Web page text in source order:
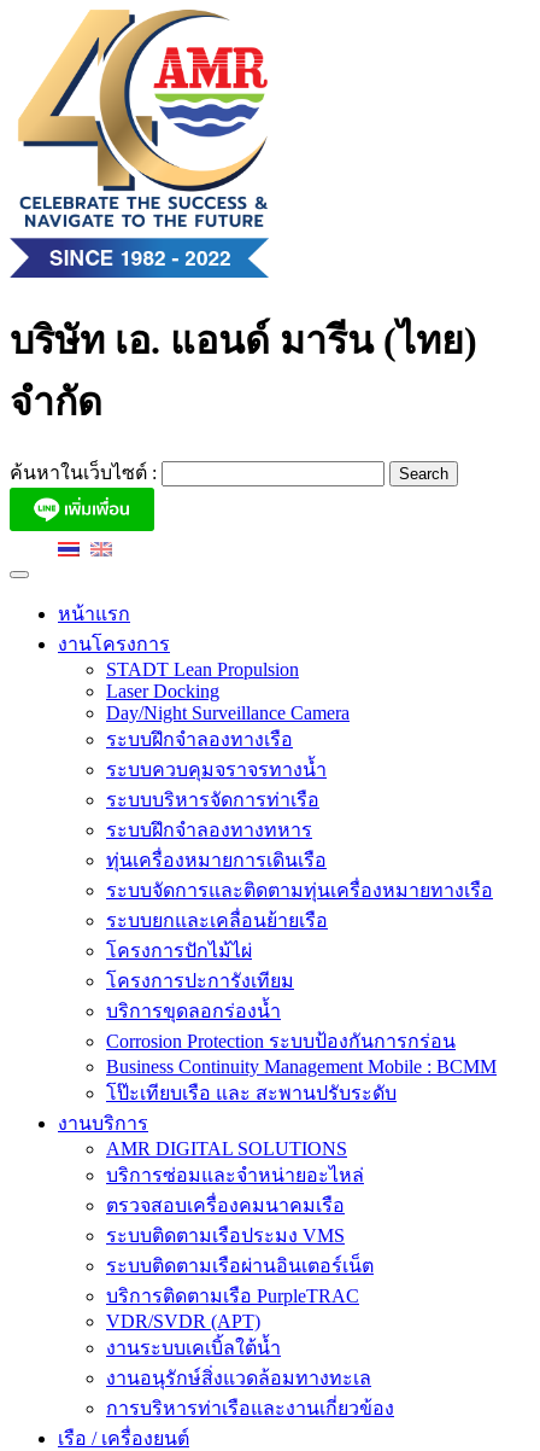
content
บริษัท เอ. แอนด์ มารีน (ไทย)
จำกัด
ค้นหาในเว็บไซต์ :
หน้าแรก
งานโครงการ
STADT Lean Propulsion
Laser Docking
Day/Night Surveillance Camera
ระบบฝึกจำลองทางเรือ
ระบบควบคุมจราจรทางน้ำ
ระบบบริหารจัดการท่าเรือ
ระบบฝึกจำลองทางทหาร
ทุ่นเครื่องหมายการเดินเรือ
ระบบจัดการและติดตามทุ่นเครื่องหมายทางเรือ
ระบบยกและเคลื่อนย้ายเรือ
โครงการปักไม้ไผ่
โครงการปะการังเทียม
บริการขุดลอกร่องน้ำ
Corrosion Protection ระบบป้องกันการกร่อน
Business Continuity Management Mobile : BCMM
โป๊ะเทียบเรือ และ สะพานปรับระดับ
งานบริการ
AMR DIGITAL SOLUTIONS
บริการซ่อมและจำหน่ายอะไหล่
ตรวจสอบเครื่องคมนาคมเรือ
ระบบติดตามเรือประมง VMS
ระบบติดตามเรือผ่านอินเตอร์เน็ต
บริการติดตามเรือ PurpleTRAC
VDR/SVDR (APT)
งานระบบเคเบิ้ลใต้น้ำ
งานอนุรักษ์สิ่งแวดล้อมทางทะเล
การบริหารท่าเรือและงานเกี่ยวข้อง
เรือ / เครื่องยนต์